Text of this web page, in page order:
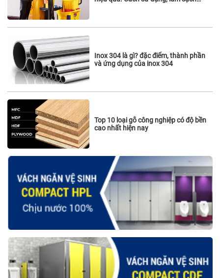
Inox 304 là gì? đặc điểm, thành phần
và ứng dụng của inox 304
Top 10 loại gỗ công nghiệp có độ bền
cao nhất hiện nay